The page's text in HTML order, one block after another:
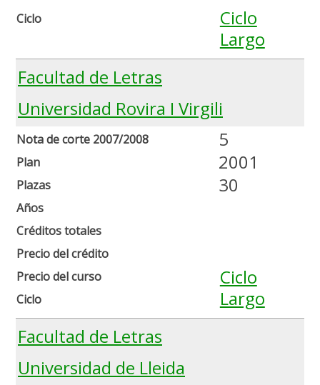
Ciclo
Ciclo
Largo
Facultad de Letras
Universidad Rovira I Virgili
Nota de corte 2007/2008
Plan
Plazas
Años
Créditos totales
Precio del crédito
Precio del curso
Ciclo
5
2001
30
Ciclo
Largo
Facultad de Letras
Universidad de Lleida